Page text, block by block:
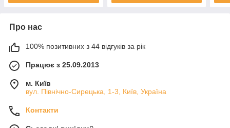
Про нас
100% позитивних з 44 відгуків за рік
Працює з 25.09.2013
м. Київ
вул. Північно-Сирецька, 1-3, Київ, Україна
Контакти